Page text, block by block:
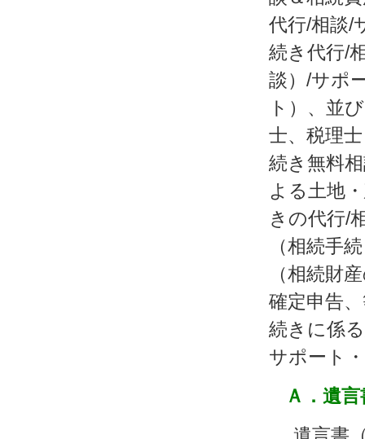
代行/相談/
続き代行/
談）/サポ
ト）、並
士、税理
続き無料
よる土地
きの代行/
（相続手
（相続財
確定申告
続きに係
サポート
Ａ．遺